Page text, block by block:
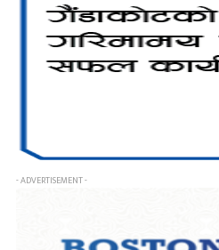
- ADVERTISEMENT -